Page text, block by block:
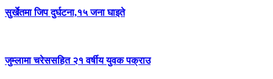
सुर्खेतमा जिप दुर्घटना,१५ जना घाइते
जुम्लामा चरेससहित २१ वर्षीय युवक पक्राउ